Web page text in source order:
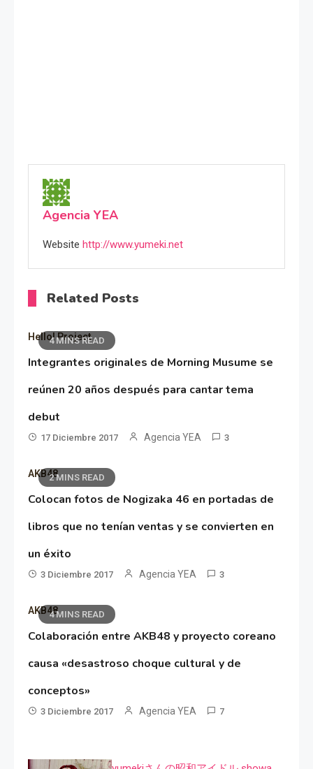
Agencia YEA
Website http://www.yumeki.net
Related Posts
4 MINS READ
Hello! Project
Integrantes originales de Morning Musume se
reúnen 20 años después para cantar tema
debut
17 Diciembre 2017 Agencia YEA 3
2 MINS READ
AKB48
Colocan fotos de Nogizaka 46 en portadas de
libros que no tenían ventas y se convierten en
un éxito
3 Diciembre 2017 Agencia YEA 3
4 MINS READ
AKB48
Colaboración entre AKB48 y proyecto coreano
causa «desastroso choque cultural y de
conceptos»
3 Diciembre 2017 Agencia YEA 7